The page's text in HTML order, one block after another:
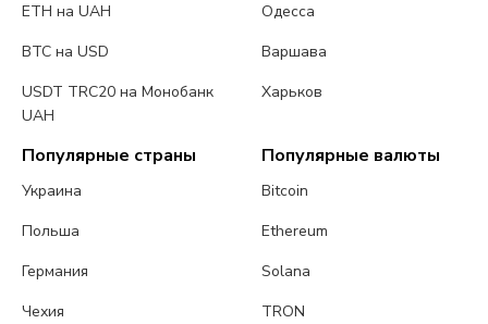
ETH на UAH
BTC на USD
USDT TRC20 на Монобанк
UAH
Одесса
Варшава
Харьков
Популярные страны
Украина
Польша
Германия
Чехия
Популярные валюты
Bitcoin
Ethereum
Solana
TRON